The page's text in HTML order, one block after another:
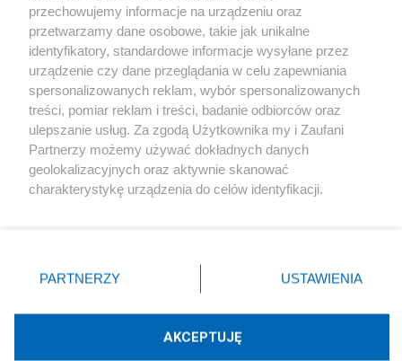
Kultura
X Facebook Instagram Youtube
przechowujemy informacje na urządzeniu oraz
przetwarzamy dane osobowe, takie jak unikalne
identyfikatory, standardowe informacje wysyłane przez
urządzenie czy dane przeglądania w celu zapewniania
spersonalizowanych reklam, wybór spersonalizowanych
treści, pomiar reklam i treści, badanie odbiorców oraz
ulepszanie usług. Za zgodą Użytkownika my i Zaufani
Partnerzy możemy używać dokładnych danych
geolokalizacyjnych oraz aktywnie skanować
charakterystykę urządzenia do celów identyfikacji.
zmienić/wycofać klikając przycisk ustawień prywatności
znajdujący się w lewym dolnym rogu strony
rodzaje przetwarzania danych nie wymagają zgody
użytkownika, ale masz prawo sprzeciwić się takiemu
przetwarzaniu. Preferencje będą miały zastosowania tylko
PARTNERZY USTAWIENIA
AKCEPTUJĘ